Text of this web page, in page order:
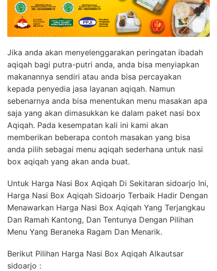
Jika anda akan menyelenggarakan peringatan ibadah
aqiqah bagi putra-putri anda, anda bisa menyiapkan
makanannya sendiri atau anda bisa percayakan
kepada penyedia jasa layanan aqiqah. Namun
sebenarnya anda bisa menentukan menu masakan apa
saja yang akan dimasukkan ke dalam paket nasi box
Aqiqah. Pada kesempatan kali ini kami akan
memberikan beberapa contoh masakan yang bisa
anda pilih sebagai menu aqiqah sederhana untuk nasi
box aqiqah yang akan anda buat.
Untuk Harga Nasi Box Aqiqah Di Sekitaran sidoarjo Ini,
Harga Nasi Box Aqiqah Sidoarjo Terbaik Hadir Dengan
Menawarkan Harga Nasi Box Aqiqah Yang Terjangkau
Dan Ramah Kantong, Dan Tentunya Dengan Pilihan
Menu Yang Beraneka Ragam Dan Menarik.
Berikut Pilihan Harga Nasi Box Aqiqah Alkautsar
sidoarjo :